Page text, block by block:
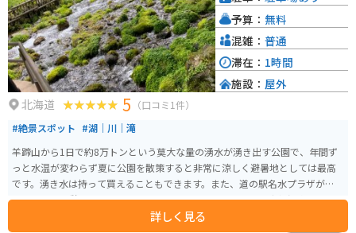
た、周辺にはキャンプ場も多いので、アウトドアを楽しむのも良いでしょ
う。 道の駅 名水の郷きょうごくは、自然豊かな環境の中で、地元の魅力を満
喫できるスポットです。
北海道 5 （口コミ1件）
#絶景スポット #湖｜川｜滝
羊蹄山から1日で約8万トンという莫大な量の湧水が湧き出す公園で、年間ず
っと水温が変わらず夏に公園を散策すると非常に涼しく避暑地としては最高
です。湧き水は持って買えることもできます。また、道の駅名水プラザが併設
されており休憩するのにはもってこいの公園です。近くには京極温泉もある
ので疲れを癒やしてからまたツーリングすることもできます。
詳しく見る
予算： 無料
混雑： 普通
滞在： 1時間
施設： 屋外